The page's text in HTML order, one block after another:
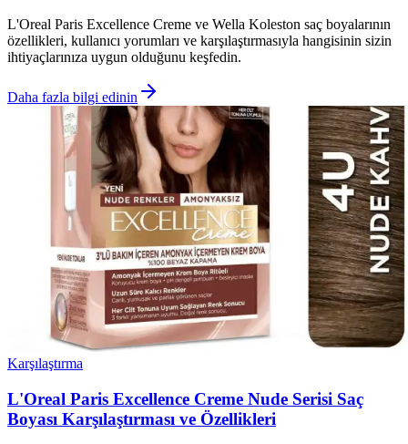
L'Oreal Paris Excellence Creme ve Wella Koleston saç boyalarının
özellikleri, kullanıcı yorumları ve karşılaştırmasıyla hangisinin sizin
ihtiyaçlarınıza uygun olduğunu keşfedin.
Daha fazla bilgi edinin
Karşılaştırma
L'Oreal Paris Excellence Creme Nude Serisi Saç
Boyası Karşılaştırması ve Özellikleri